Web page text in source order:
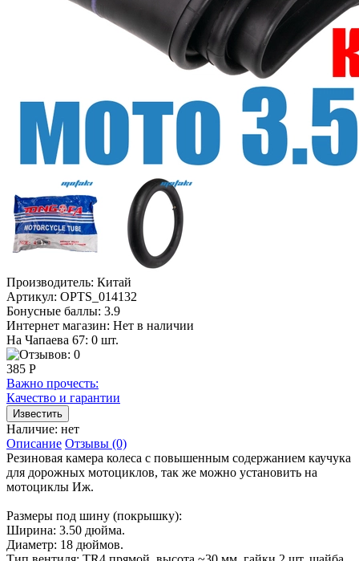
Производитель: Китай
Артикул: OPTS_014132
Бонусные баллы: 3.9
Интернет магазин: Нет в наличии
На Чапаева 67: 0 шт.
385 Р
Важно прочесть:
Качество и гарантии
Наличие: нет
Описание Отзывы (0)
Резиновая камера колеса с повышенным содержанием каучука
для дорожных мотоциклов, так же можно установить на
мотоциклы Иж.
Размеры под шину (покрышку):
Ширина: 3.50 дюйма.
Диаметр: 18 дюймов.